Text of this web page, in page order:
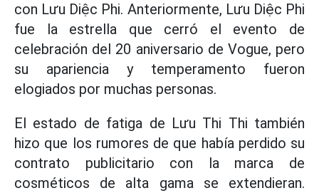
con Lưu Diệc Phi. Anteriormente, Lưu Diệc Phi
fue la estrella que cerró el evento de
celebración del 20 aniversario de Vogue, pero
su apariencia y temperamento fueron
elogiados por muchas personas.
El estado de fatiga de Lưu Thi Thi también
hizo que los rumores de que había perdido su
contrato publicitario con la marca de
cosméticos de alta gama se extendieran.